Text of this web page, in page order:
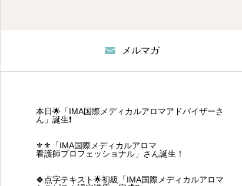
メルマガ
本日🌟「IMA国際メディカルアロマアドバイザーさ
ん」誕生❗
⚜️⚜️「IMA国際メディカルアロマ
看護師プロフェッショナル」さん誕生！
🍀点字テキスト🌟初級「IMA国際メディカルアロマ